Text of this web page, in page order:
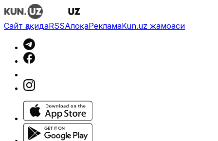
Сайт ҳақидаRSSАлоқаРекламаKun.uz жамоаси